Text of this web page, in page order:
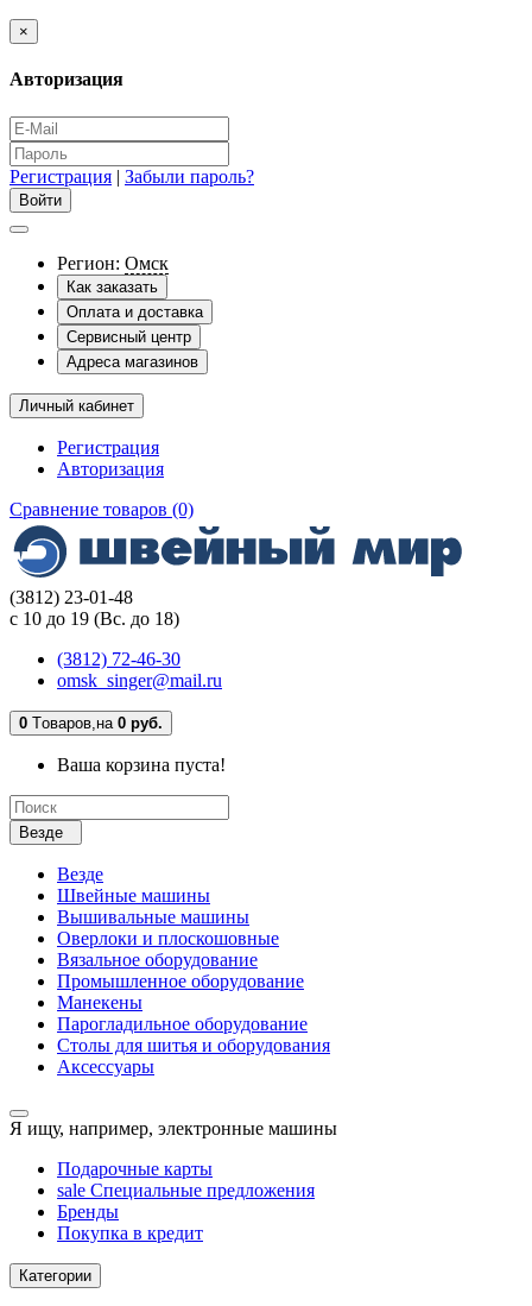
×
Авторизация
Регистрация | Забыли пароль?
Регион: Омск
Как заказать
Оплата и доставка
Сервисный центр
Адреса магазинов
Личный кабинет
Регистрация
Авторизация
Сравнение товаров (0)
(3812) 23-01-48
с 10 до 19 (Вс. до 18)
(3812) 72-46-30
omsk_singer@mail.ru
0 Tоваров,на 0 руб.
Ваша корзина пуста!
Везде
Везде
Швейные машины
Вышивальные машины
Оверлоки и плоскошовные
Вязальное оборудование
Промышленное оборудование
Манекены
Парогладильное оборудование
Столы для шитья и оборудования
Аксессуары
Я ищу, например, электронные машины
Подарочные карты
sale Специальные предложения
Бренды
Покупка в кредит
Категории